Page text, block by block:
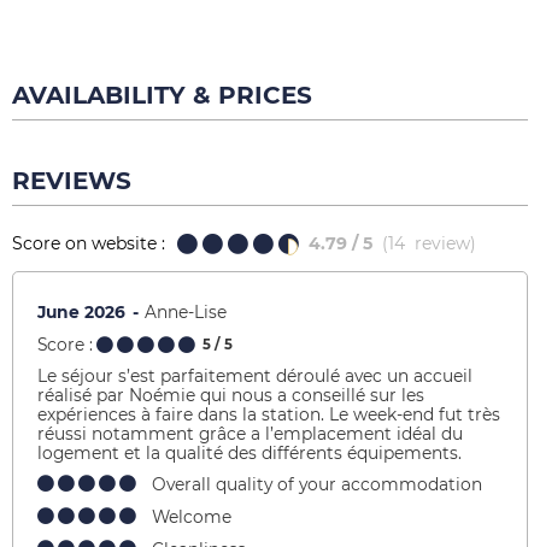
AVAILABILITY & PRICES
REVIEWS
Score on website : 4.79 / 5 (14 review)
June 2026
Anne-Lise
Score :
5 / 5
Le séjour s’est parfaitement déroulé avec un accueil
réalisé par Noémie qui nous a conseillé sur les
expériences à faire dans la station. Le week-end fut très
réussi notamment grâce a l’emplacement idéal du
logement et la qualité des différents équipements.
Overall quality of your accommodation
Welcome